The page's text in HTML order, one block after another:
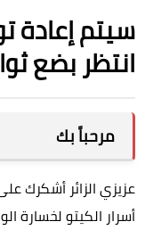
سيتم إعادة
انتظر بضع
مرحباً بك
عزيزي الزائر أشكرك
أسرار الكيتو لخسارة